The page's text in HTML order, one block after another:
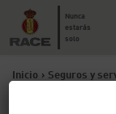
Nunca
estarás
solo
Inicio > Seguros y